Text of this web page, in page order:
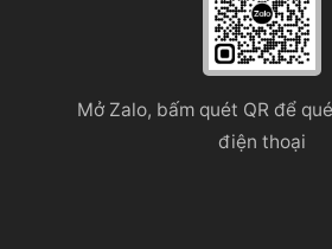
Mở Zalo, bấm quét QR để
điện thoại